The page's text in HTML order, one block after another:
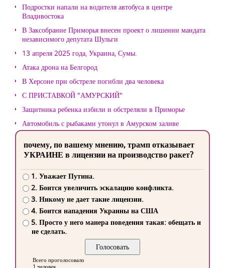
Подростки напали на водителя автобуса в центре
Владивостока
В Заксобрание Приморья внесен проект о лишении мандата
независимого депутата Шульги
13 апреля 2025 года, Украина, Сумы.
Атака дрона на Белгород
В Херсоне при обстреле погибли два человека
С ПРИСТАВКОЙ "АМУРСКИЙ"
Защитника ребенка избили и обстреляли в Приморье
Автомобиль с рыбаками утонул в Амурском заливе
почему, по вашему мнению, трамп отказывает
УКРАИНЕ в лицензии на производство ракет?
1. Уважает Путина.
2. Боится увеличить эскалацию конфликта.
3. Никому не дает такие лицензии.
4. Боится нападения Украины на США
5. Просто у него манера поведения такая: обещать и
не сделать.
Всего проголосовало
1 человек